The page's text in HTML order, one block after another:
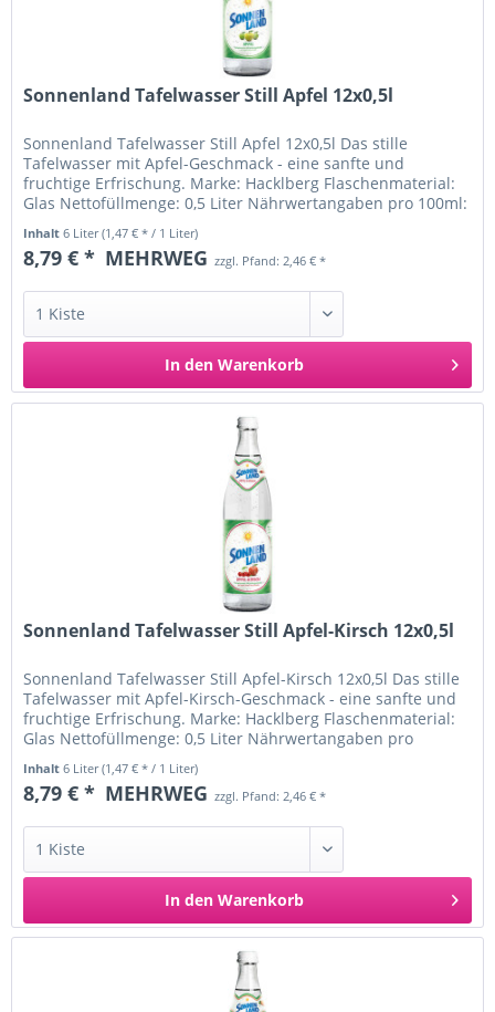
Sonnenland Tafelwasser Still Apfel 12x0,5l
Sonnenland Tafelwasser Still Apfel 12x0,5l Das stille
Tafelwasser mit Apfel-Geschmack - eine sanfte und
fruchtige Erfrischung. Marke: Hacklberg Flaschenmaterial:
Glas Nettofüllmenge: 0,5 Liter Nährwertangaben pro 100ml:
Inhalt6 Liter(1,47 € * / 1 Liter)
8,79 € * MEHRWEG zzgl. Pfand: 2,46 € *
In den Warenkorb
Sonnenland Tafelwasser Still Apfel-Kirsch 12x0,5l
Sonnenland Tafelwasser Still Apfel-Kirsch 12x0,5l Das stille
Tafelwasser mit Apfel-Kirsch-Geschmack - eine sanfte und
fruchtige Erfrischung. Marke: Hacklberg Flaschenmaterial:
Glas Nettofüllmenge: 0,5 Liter Nährwertangaben pro
Inhalt6 Liter(1,47 € * / 1 Liter)
8,79 € * MEHRWEG zzgl. Pfand: 2,46 € *
In den Warenkorb